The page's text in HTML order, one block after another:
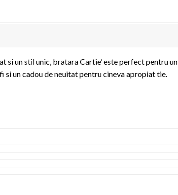
si un stil unic, bratara Cartie’ este perfect pentru un
un cadou de neuitat pentru cineva apropiat tie.